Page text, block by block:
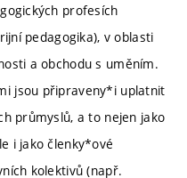
profesích
pedagogika), v oblasti
a obchodu s uměním.
jsou připraveny*i uplatnit
průmyslů, a to nejen jako
i jako členky*ové
kolektivů (např.